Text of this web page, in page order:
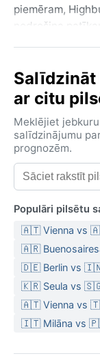
piemēram,
nodrošina
Šis rajons
enerģiju,
Londonas
Klimats atbilst
klasifikācijas,
ar citu
Meklējiet
salīdzinājumu
prognozēm.
Populāri pilsētu
🇦🇹 Vienna vs
🇦🇷
🇩🇪 Berlin vs
🇰🇷 Seula vs
🇦🇹 Vienna vs
🇮🇹 Milāna vs